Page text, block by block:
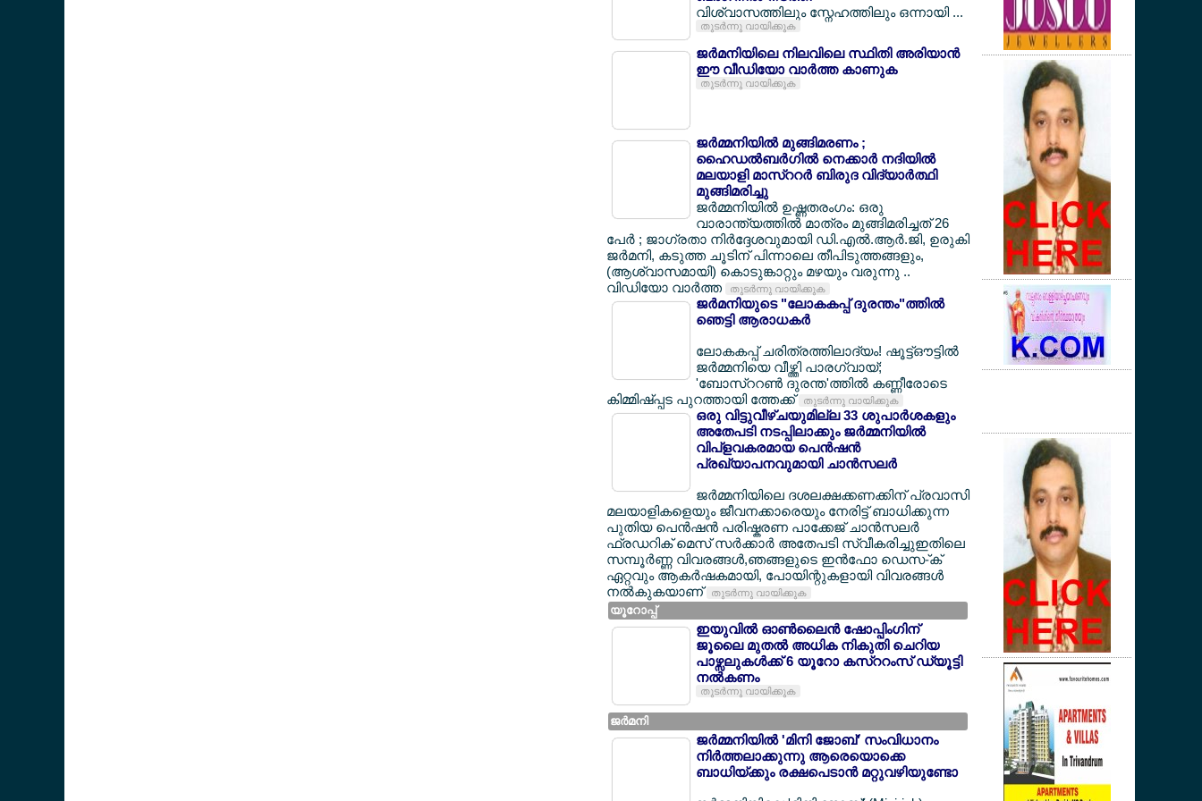
വിശ്വാസത്തിലും സ്നേഹത്തിലും ഒന്നായി ...
തുടര്‍ന്നു വായിക്കുക
ജര്‍മനിയിലെ നിലവിലെ സ്ഥിതി അരിയാന്‍
ഈ വീഡിയോ വാര്‍ത്ത കാണുക
തുടര്‍ന്നു വായിക്കുക
ജര്‍മ്മനിയില്‍ മുങ്ങിമരണം ;
ഹൈഡല്‍ബര്‍ഗില്‍ നെക്കാര്‍ നദിയില്‍
മലയാളി മാസ്ററര്‍ ബിരുദ വിദ്യാര്‍ത്ഥി
മുങ്ങിമരിച്ചു
ജര്‍മ്മനിയില്‍ ഉഷ്ണതരംഗം: ഒരു
വാരാന്ത്യത്തില്‍ മാത്രം മുങ്ങിമരിച്ചത് 26
പേര്‍ ; ജാഗ്രതാ നിര്‍ദ്ദേശവുമായി ഡി.എല്‍.ആര്‍.ജി, ഉരുകി
ജര്‍മനി, കടുത്ത ചൂടിന് പിന്നാലെ തീപിടുത്തങ്ങളും,
(ആശ്വാസമായി) കൊടുങ്കാറ്റും മഴയും വരുന്നു ..
വിഡിയോ വാര്‍ത്ത
തുടര്‍ന്നു വായിക്കുക
ജര്‍മനിയുടെ "ലോകകപ്പ് ദുരന്തം"ത്തില്‍
ഞെട്ടി ആരാധകര്‍
ലോകകപ്പ് ചരിത്രത്തിലാദ്യം! ഷൂട്ട്ഔട്ടില്‍
ജര്‍മ്മനിയെ വീഴ്ത്തി പാരഗ്വായ്;
'ബോസ്ററണ്‍ ദുരന്ത'ത്തില്‍ കണ്ണീരോടെ
കിമ്മിഷ്പ്പട പുറത്തായി ത്തേക്ക് തുടര്‍ന്നു വായിക്കുക
ഒരു വിട്ടുവീഴ്ചയുമില്ല 33 ശുപാര്‍ശകളും
അതേപടി നടപ്പിലാക്കും ജര്‍മ്മനിയില്‍
വിപ്ളവകരമായ പെന്‍ഷന്‍
പ്രഖ്യാപനവുമായി ചാന്‍സലര്‍
ജര്‍മ്മനിയിലെ ദശലക്ഷക്കണക്കിന് പ്രവാസി
മലയാളികളെയും ജീവനക്കാരെയും നേരിട്ട് ബാധിക്കുന്ന
പുതിയ പെന്‍ഷന്‍ പരിഷ്കരണ പാക്കേജ് ചാന്‍സലര്‍
ഫ്രഡറിക് മെസ് സര്‍ക്കാര്‍ അതേപടി സ്വീകരിച്ചുഇതിലെ
സമ്പൂര്‍ണ്ണ വിവരങ്ങള്‍,ഞങ്ങളുടെ ഇന്‍ഫോ ഡെസ-്ക്
ഏറ്റവും ആകര്‍ഷകമായി, പോയിന്റുകളായി വിവരങ്ങള്‍
നല്‍കുകയാണ് തുടര്‍ന്നു വായിക്കുക
യൂറോപ്പ്
ഇയുവില്‍ ഓണ്‍ലൈന്‍ ഷോപ്പിംഗിന്
ജൂലൈ മുതല്‍ അധിക നികുതി ചെറിയ
പാഴ്സലുകള്‍ക്ക് 6 യൂറോ കസ്ററംസ് ഡ്യൂട്ടി
നല്‍കണം
തുടര്‍ന്നു വായിക്കുക
ജര്‍മനി
ജര്‍മ്മനിയില്‍ 'മിനി ജോബ്' സംവിധാനം
നിര്‍ത്തലാക്കുന്നു ആരെയൊക്കെ
ബാധിയ്ക്കും രക്ഷപെടാന്‍ മറ്റുവഴിയുണ്ടോ